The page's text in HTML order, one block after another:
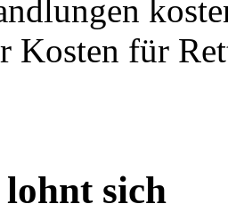
Kosten für
sich